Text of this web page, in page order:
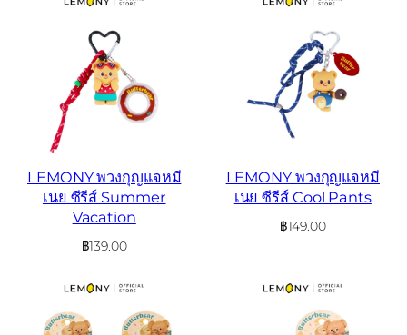
LEMONY พวงกุญแจหมี
เนย ซีรีส์ Summer
Vacation
฿139.00
LEMONY พวงกุญแจหมี
เนย ซีรีส์ Cool Pants
฿149.00